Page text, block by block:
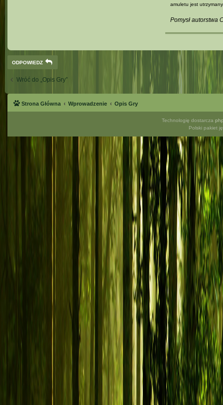
amuletu jest
Pomysł autorstwa
ODPOWIEDZ
Wróć do „Opis Gry”
Strona Główna Wprowadzenie Opis Gry
Technologię dostarcza
Polski pakiet